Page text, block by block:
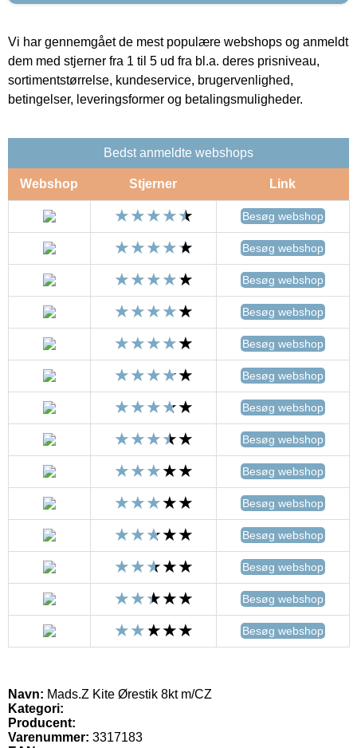
Vi har gennemgået de mest populære webshops og anmeldt
dem med stjerner fra 1 til 5 ud fra bl.a. deres prisniveau,
sortimentstørrelse, kundeservice, brugervenlighed,
betingelser, leveringsformer og betalingsmuligheder.
Bedst anmeldte webshops
Webshop Stjerner Link
Besøg webshop
Besøg webshop
Besøg webshop
Besøg webshop
Besøg webshop
Besøg webshop
Besøg webshop
Besøg webshop
Besøg webshop
Besøg webshop
Besøg webshop
Besøg webshop
Besøg webshop
Besøg webshop
Navn: Mads.Z Kite Ørestik 8kt m/CZ
Kategori:
Producent:
Varenummer: 3317183